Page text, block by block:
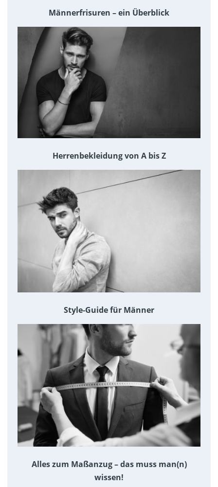
Männerfrisuren – ein Überblick
Herrenbekleidung von A bis Z
Style-Guide für Männer
Alles zum Maßanzug – das muss man(n)
wissen!